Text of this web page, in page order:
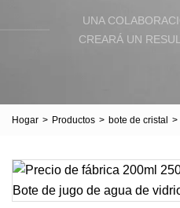
UNA
CREARÁ UN
Hogar > Productos > bote de cristal >